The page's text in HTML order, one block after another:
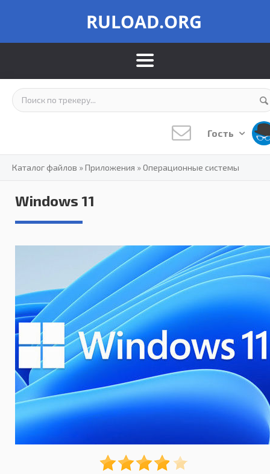
RULOAD.ORG
Гость
Каталог файлов »Приложения »Операционные системы
Windows 11